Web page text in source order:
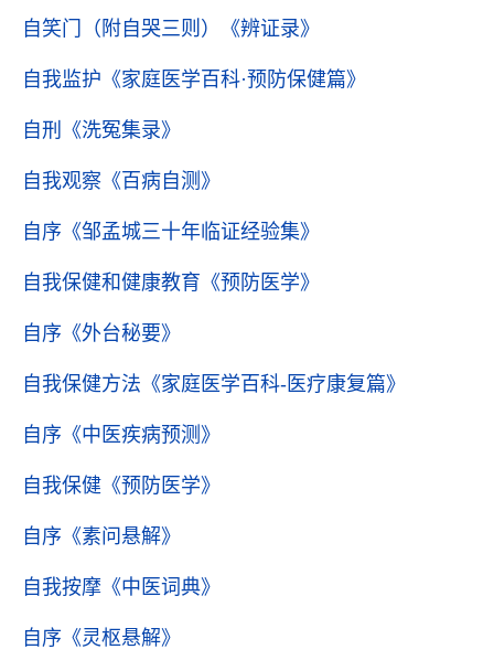
自笑门（附自哭三则） 《辨证录》
自我监护 《家庭医学百科·预防保健篇》
自刑 《洗冤集录》
自我观察 《百病自测》
自序 《邹孟城三十年临证经验集》
自我保健和健康教育 《预防医学》
自序 《外台秘要》
自我保健方法 《家庭医学百科-医疗康复篇》
自序 《中医疾病预测》
自我保健 《预防医学》
自序 《素问悬解》
自我按摩 《中医词典》
自序 《灵枢悬解》